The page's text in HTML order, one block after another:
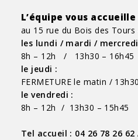
L’équipe vous accueille
au 15 rue du Bois des Tours
les lundi / mardi / mercredi
8h – 12h / 13h30 – 16h45
le jeudi :
FERMETURE le matin /
le vendredi :
8h – 12h / 13h30 – 15h45
Tel accueil : 04 26 78 26 62